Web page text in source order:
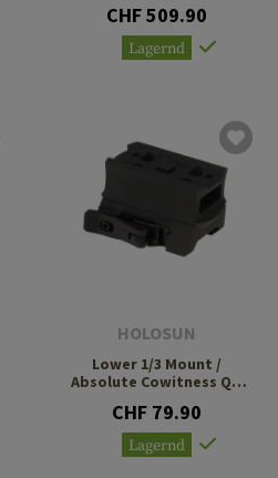
CHF 509.90
Lagernd
HOLOSUN
Lower 1/3 Mount /
Absolute Cowitness QD
CHF 79.90
Lagernd